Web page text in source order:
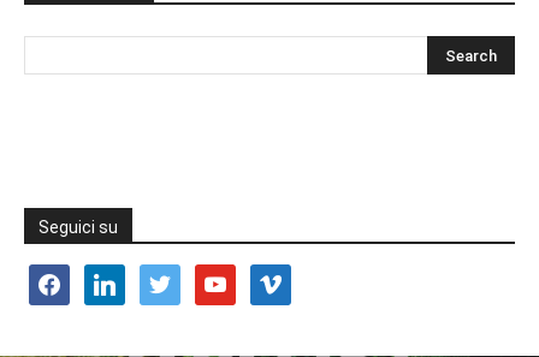
Seguici su
facebooklinkedin twitter youtube vimeo